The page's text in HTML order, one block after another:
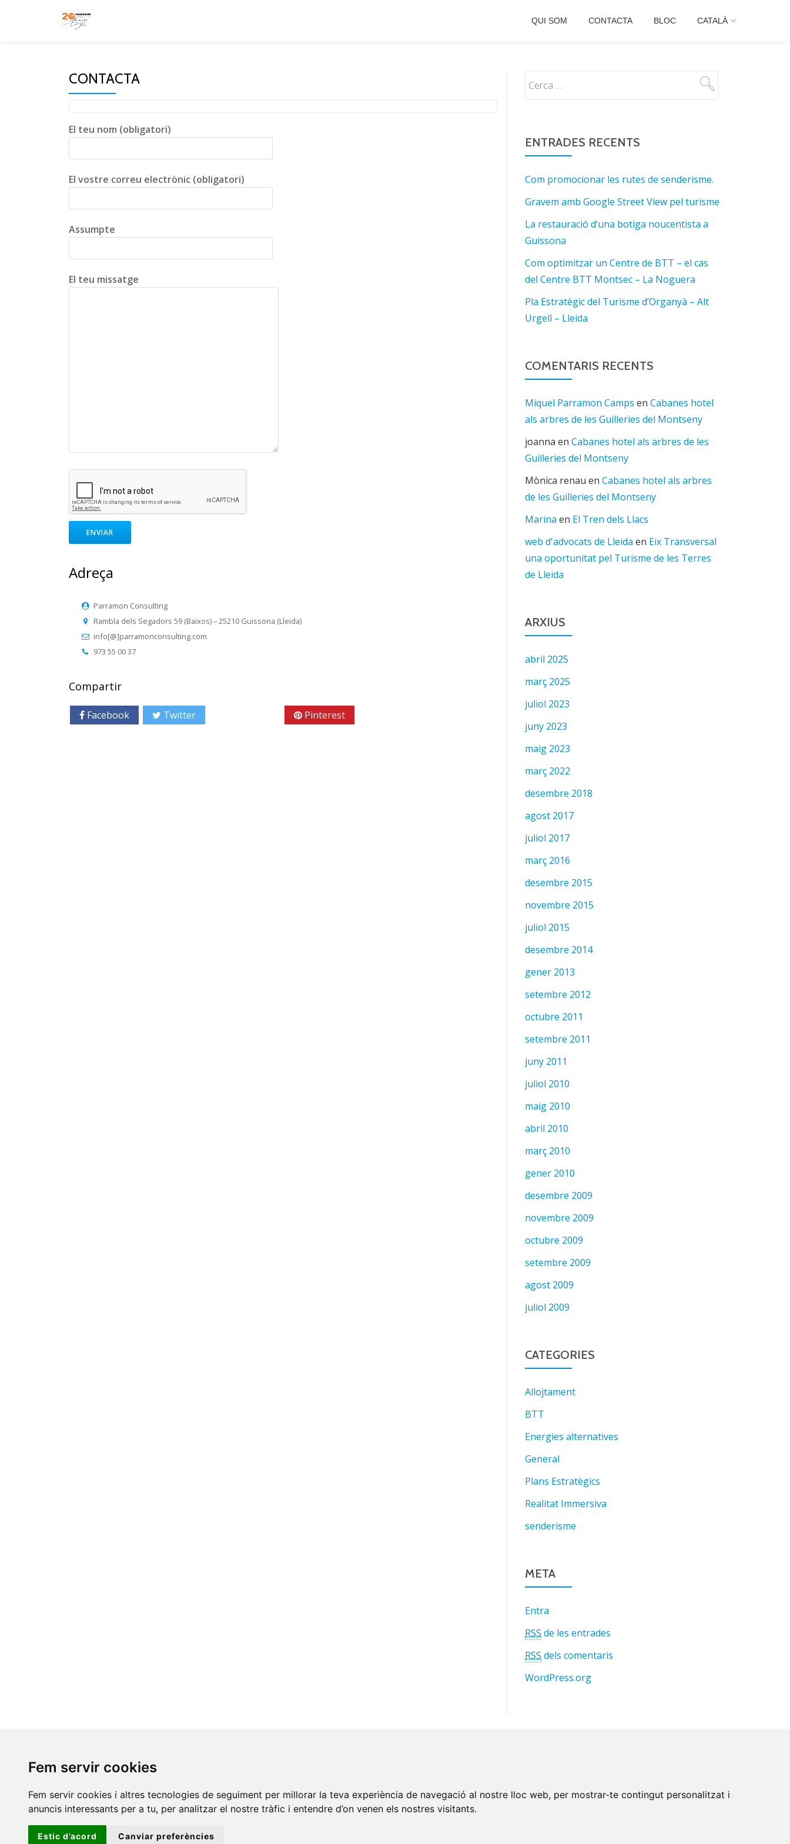
Fem servir cookies
Fem servir cookies i altres tecnologies de seguiment per millorar la teva experiència de navegació al nostre lloc web, per mostrar-te contingut personalitzat i
anuncis interessants per a tu, per analitzar el nostre tràfic i entendre d’on venen els nostres visitants.
Estic d’acord Canviar preferències
QUI SOM CONTACTA BLOC CATALÀ
CONTACTA
El teu nom (obligatori)
El vostre correu electrònic (obligatori)
Assumpte
El teu missatge
Adreça
Parramon Consulting
Rambla dels Segadors 59 (Baixos) – 25210 Guissona (Lleida)
info[@]parramonconsulting.com
973 55 00 37
Compartir
Facebook Twitter Pinterest
ENTRADES RECENTS
Com promocionar les rutes de senderisme.
Gravem amb Google Street View pel turisme
La restauració d’una botiga noucentista a
Guissona
Com optimitzar un Centre de BTT – el cas
del Centre BTT Montsec – La Noguera
Pla Estratègic del Turisme d’Organyà – Alt
Urgell – Lleida
COMENTARIS RECENTS
Miquel Parramon Camps en Cabanes hotel
als arbres de les Guilleries del Montseny
joanna en Cabanes hotel als arbres de les
Guilleries del Montseny
Mònica renau en Cabanes hotel als arbres
de les Guilleries del Montseny
Marina en El Tren dels Llacs
web d'advocats de Lleida en Eix Transversal
una oportunitat pel Turisme de les Terres
de Lleida
ARXIUS
abril 2025
març 2025
juliol 2023
juny 2023
maig 2023
març 2022
desembre 2018
agost 2017
juliol 2017
març 2016
desembre 2015
novembre 2015
juliol 2015
desembre 2014
gener 2013
setembre 2012
octubre 2011
setembre 2011
juny 2011
juliol 2010
maig 2010
abril 2010
març 2010
gener 2010
desembre 2009
novembre 2009
octubre 2009
setembre 2009
agost 2009
juliol 2009
CATEGORIES
Allojtament
BTT
Energies alternatives
General
Plans Estratègics
Realitat Immersiva
senderisme
META
Entra
RSS de les entrades
RSS dels comentaris
WordPress.org
E
C
O